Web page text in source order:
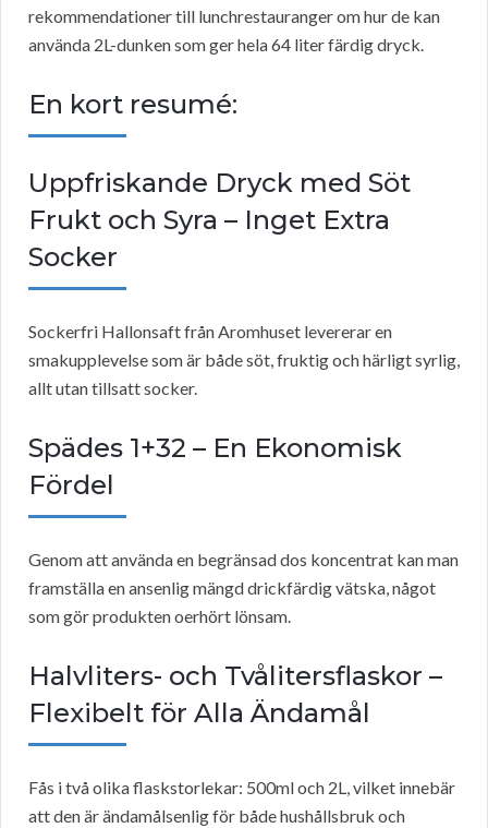
rekommendationer till lunchrestauranger om hur de kan
använda 2L-dunken som ger hela 64 liter färdig dryck.
En kort resumé:
Uppfriskande Dryck med Söt
Frukt och Syra – Inget Extra
Socker
Sockerfri Hallonsaft från Aromhuset levererar en
smakupplevelse som är både söt, fruktig och härligt syrlig,
allt utan tillsatt socker.
Spädes 1+32 – En Ekonomisk
Fördel
Genom att använda en begränsad dos koncentrat kan man
framställa en ansenlig mängd drickfärdig vätska, något
som gör produkten oerhört lönsam.
Halvliters- och Tvålitersflaskor –
Flexibelt för Alla Ändamål
Fås i två olika flaskstorlekar: 500ml och 2L, vilket innebär
att den är ändamålsenlig för både hushållsbruk och